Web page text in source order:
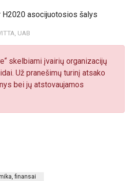
H2020 asocijuotosios šalys
UAB
skelbiami įvairių organizacijų
Už pranešimų turinį atsako
bei jų atstovaujamos
finansai